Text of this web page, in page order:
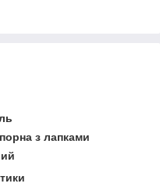
з лапками